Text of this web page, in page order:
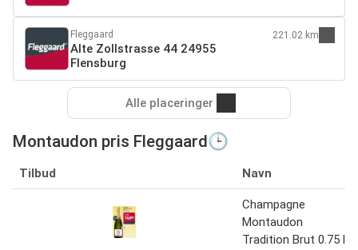
Fleggaard
Alte Zollstrasse 44 24955
Flensburg
221.02 km
Alle placeringer
Montaudon pris Fleggaard🕒
Tilbud Navn
Champagne
Montaudon
Tradition Brut 0.75 l